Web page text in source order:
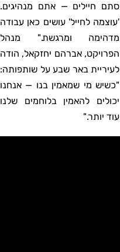
סתם חיילים — אתם מנהיגים.
'עוצמה לחייל' עושים כאן עבודה
מדהימה ומרגשת." מנהל
הפרויקט, אברהם יחזקאל, הודה
לעיריית באר שבע על שותפותה:
"כשיש מי שמאמין בנו — אנחנו
יכולים להאמין בלוחמים שלנו
עוד יותר."